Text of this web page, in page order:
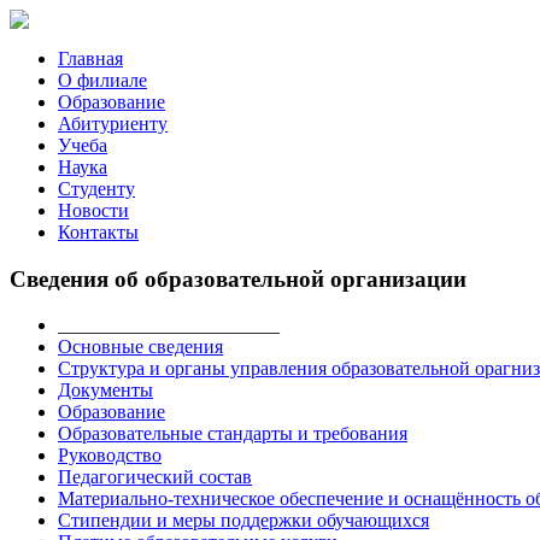
Главная
О филиале
Образование
Абитуриенту
Учеба
Наука
Студенту
Новости
Контакты
Сведения об образовательной организации
Основные сведения
Структура и органы управления образовательной
Документы
Образование
Образовательные стандарты и требования
Руководство
Педагогический состав
Материально-техническое обеспечение и оснащённость
Стипендии и меры поддержки обучающихся